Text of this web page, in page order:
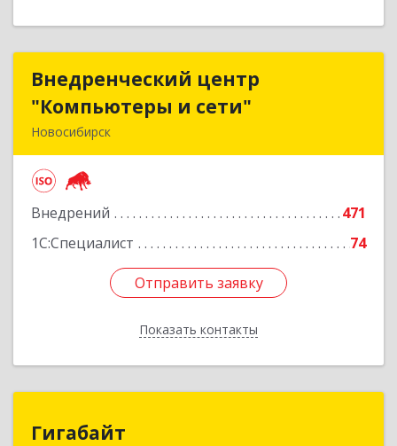
Внедренческий центр
"Компьютеры и сети"
Новосибирск
Внедрений
471
1С:Специалист
74
Отправить заявку
Показать контакты
Внедренческий центр
"Компьютеры и сети"
Подробнее
Отправить заявку
Назад
Гигабайт